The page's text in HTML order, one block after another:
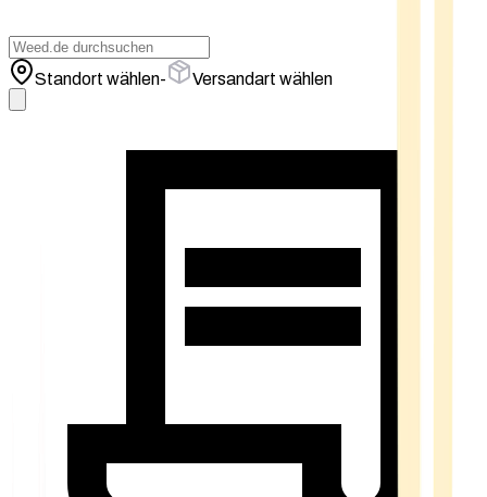
Standort wählen- Versandart wählen